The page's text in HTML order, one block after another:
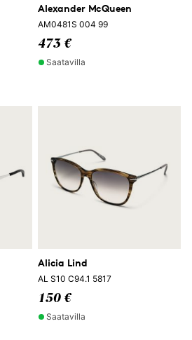
Alexander McQueen
AM0481S 004 99
473 €
Saatavilla
Alicia Lind
AL S10 C94.1 5817
150 €
Saatavilla